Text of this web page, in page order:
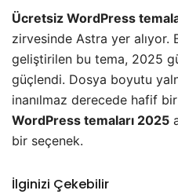
Ücretsiz WordPress
zirvesinde Astra yer alıyor.
geliştirilen bu tema, 2025
güçlendi. Dosya boyutu
inanılmaz derecede hafif
WordPress temaları 2025
bir seçenek.
İlginizi Çekebilir